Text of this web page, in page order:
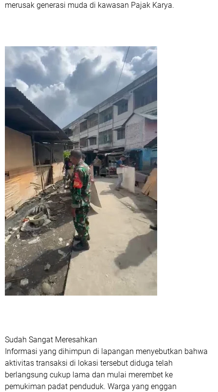
merusak generasi muda di kawasan Pajak Karya.
Sudah Sangat Meresahkan
Informasi yang dihimpun di lapangan menyebutkan bahwa
aktivitas transaksi di lokasi tersebut diduga telah
berlangsung cukup lama dan mulai merembet ke
pemukiman padat penduduk. Warga yang enggan